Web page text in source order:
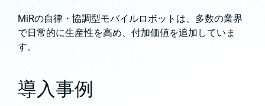
MiRの自律・協調型モバイルロボットは、多数の業界
で日常的に生産性を高め、付加価値を追加していま
す。
導入事例